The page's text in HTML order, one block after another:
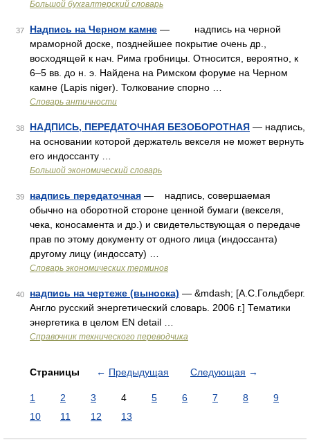
Большой бухгалтерский словарь
37 Надпись на Черном камне — надпись на черной
мраморной доске, позднейшее покрытие очень др.,
восходящей к нач. Рима гробницы. Относится, вероятно, к
6–5 вв. до н. э. Найдена на Римском форуме на Черном
камне (Lapis niger). Толкование спорно …
Словарь античности
38 НАДПИСЬ, ПЕРЕДАТОЧНАЯ БЕЗОБОРОТНАЯ — надпись,
на основании которой держатель векселя не может вернуть
его индоссанту …
Большой экономический словарь
39 надпись передаточная — надпись, совершаемая
обычно на оборотной стороне ценной бумаги (векселя,
чека, коносамента и др.) и свидетельствующая о передаче
прав по этому документу от одного лица (индоссанта)
другому лицу (индоссату) …
Словарь экономических терминов
40 надпись на чертеже (выноска) — &mdash; [А.С.Гольдберг.
Англо русский энергетический словарь. 2006 г.] Тематики
энергетика в целом EN detail …
Справочник технического переводчика
Страницы ← Предыдущая Следующая →
1 2 3 4 5 6 7 8
9
10
11 12 13